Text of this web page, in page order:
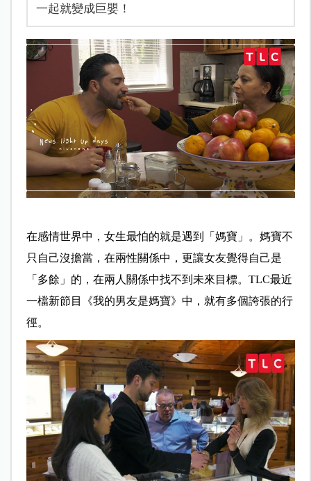
一起就變成巨嬰！
在感情世界中，女生最怕的就是遇到「媽寶」。媽寶不
只自己沒擔當，在兩性關係中，更讓女友覺得自己是
「多餘」的，在兩人關係中找不到未來目標。TLC最近
一檔新節目《我的男友是媽寶》中，就有多個誇張的行
徑。